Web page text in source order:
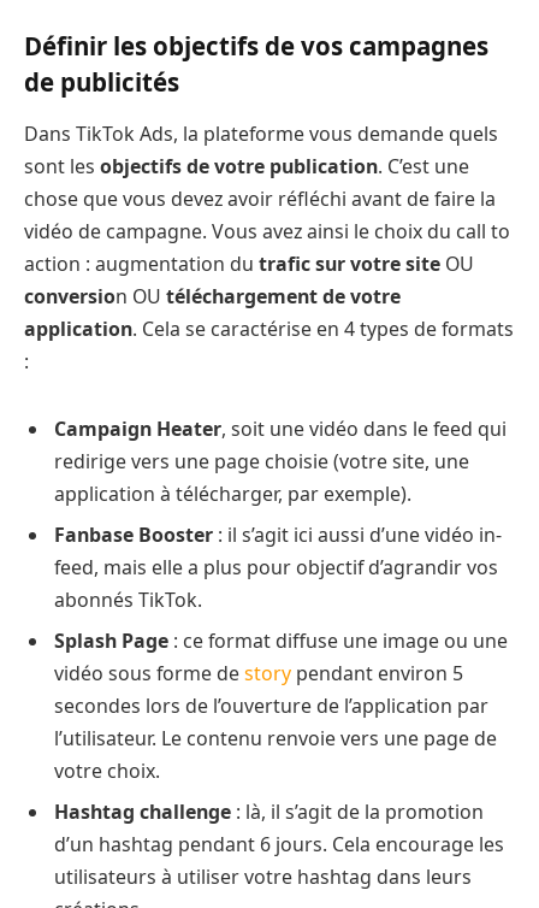
Définir les objectifs de vos campagnes
de publicités
Dans TikTok Ads, la plateforme vous demande quels
sont les objectifs de votre publication. C’est une
chose que vous devez avoir réfléchi avant de faire la
vidéo de campagne. Vous avez ainsi le choix du call to
action : augmentation du trafic sur votre site OU
conversion OU téléchargement de votre
application. Cela se caractérise en 4 types de formats
:
Campaign Heater, soit une vidéo dans le feed qui
redirige vers une page choisie (votre site, une
application à télécharger, par exemple).
Fanbase Booster : il s’agit ici aussi d’une vidéo in-
feed, mais elle a plus pour objectif d’agrandir vos
abonnés TikTok.
Splash Page : ce format diffuse une image ou une
vidéo sous forme destory pendant environ 5
secondes lors de l’ouverture de l’application par
l’utilisateur. Le contenu renvoie vers une page de
votre choix.
Hashtag challenge : là, il s’agit de la promotion
d’un hashtag pendant 6 jours. Cela encourage les
utilisateurs à utiliser votre hashtag dans leurs